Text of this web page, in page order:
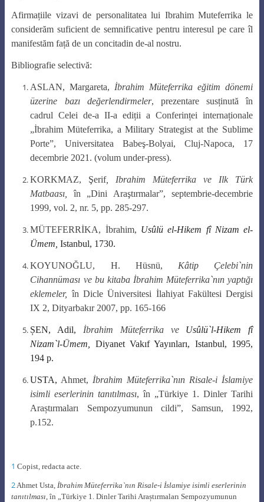
Afirmațiile vizavi de personalitatea lui Ibrahim Muteferrika le
considerăm suficient de semnificative pentru interesul pe care îl
manifestăm față de un concitadin de-al nostru.
Bibliografie selectivă:
ASLAN, Margareta, İbrahim Müteferrika eğitim dönemi
üzerine bazı değerlendirmeler, prezentare susținută în
cadrul Celei de-a II-a ediții aConferinței internaționale
„İbrahim Müteferrika, a Military Strategist at the Sublime
Porte”, Universitatea Babeş-Bolyai,Cluj-Napoca, 17
decembrie 2021. (volum under-press).
KORKMAZ, Şerif, Ibrahim Müteferrika ve Ilk Türk
Matbaası,
în „Dini Araştırmalar”, septembrie-decembrie
1999, vol. 2, nr. 5, pp. 285-297.
MÜTEFERRİKA, İbrahim, Usûlü el-Hikem fî Nizam el-
Ümem,Istanbul, 1730.
KOYUNOĞLU, H. Hüsnü, Kâtip Çelebi`nin
Cihannüması ve bu kitaba İbrahim Müteferrika`nın yaptığı
eklemeler, în Dicle Üniversitesi İlahiyat Fakültesi Dergisi
IX 2, Dityarbakır 2007, pp. 165-166
ȘEN, Adil, İbrahim Müteferrika ve Usûlü`l-Hikem fî
Nizam`l-Ümem, Diyanet Vakıf Yayınları, Istanbul, 1995,
194 p.
USTA, Ahmet, İbrahim Müteferrika`nın Risale-i İslamiye
isimli eserlerinin tanıtılması, în „Türkiye 1. Dinler Tarihi
Araștırmaları Sempozyumunun cildi”, Samsun, 1992,
p.152.
1 Copist, redacta acte.
2Ahmet Usta, İbrahim Müteferrika `nın Risale-i İslamiye isimli eserlerinin
tanıtılması , în „Türkiye 1. Dinler Tarihi Araștırmaları Sempozyumunun